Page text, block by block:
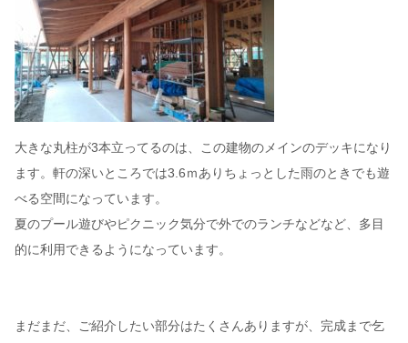
大きな丸柱が3本立ってるのは、この建物のメインのデッキになり
ます。軒の深いところでは3.6ｍありちょっとした雨のときでも遊
べる空間になっています。
夏のプール遊びやピクニック気分で外でのランチなどなど、多目
的に利用できるようになっています。
まだまだ、ご紹介したい部分はたくさんありますが、完成まで乞